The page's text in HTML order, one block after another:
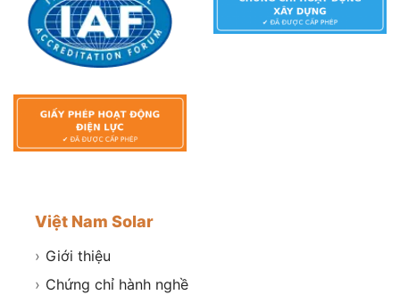
Việt Nam Solar
› Giới thiệu
› Chứng chỉ hành nghề